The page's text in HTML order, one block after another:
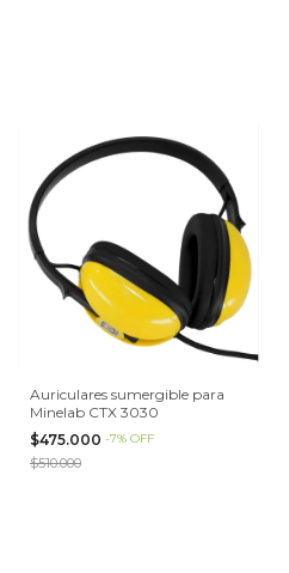
Auriculares sumergible para
Minelab CTX 3030
$475.000 -7% OFF
$510.000